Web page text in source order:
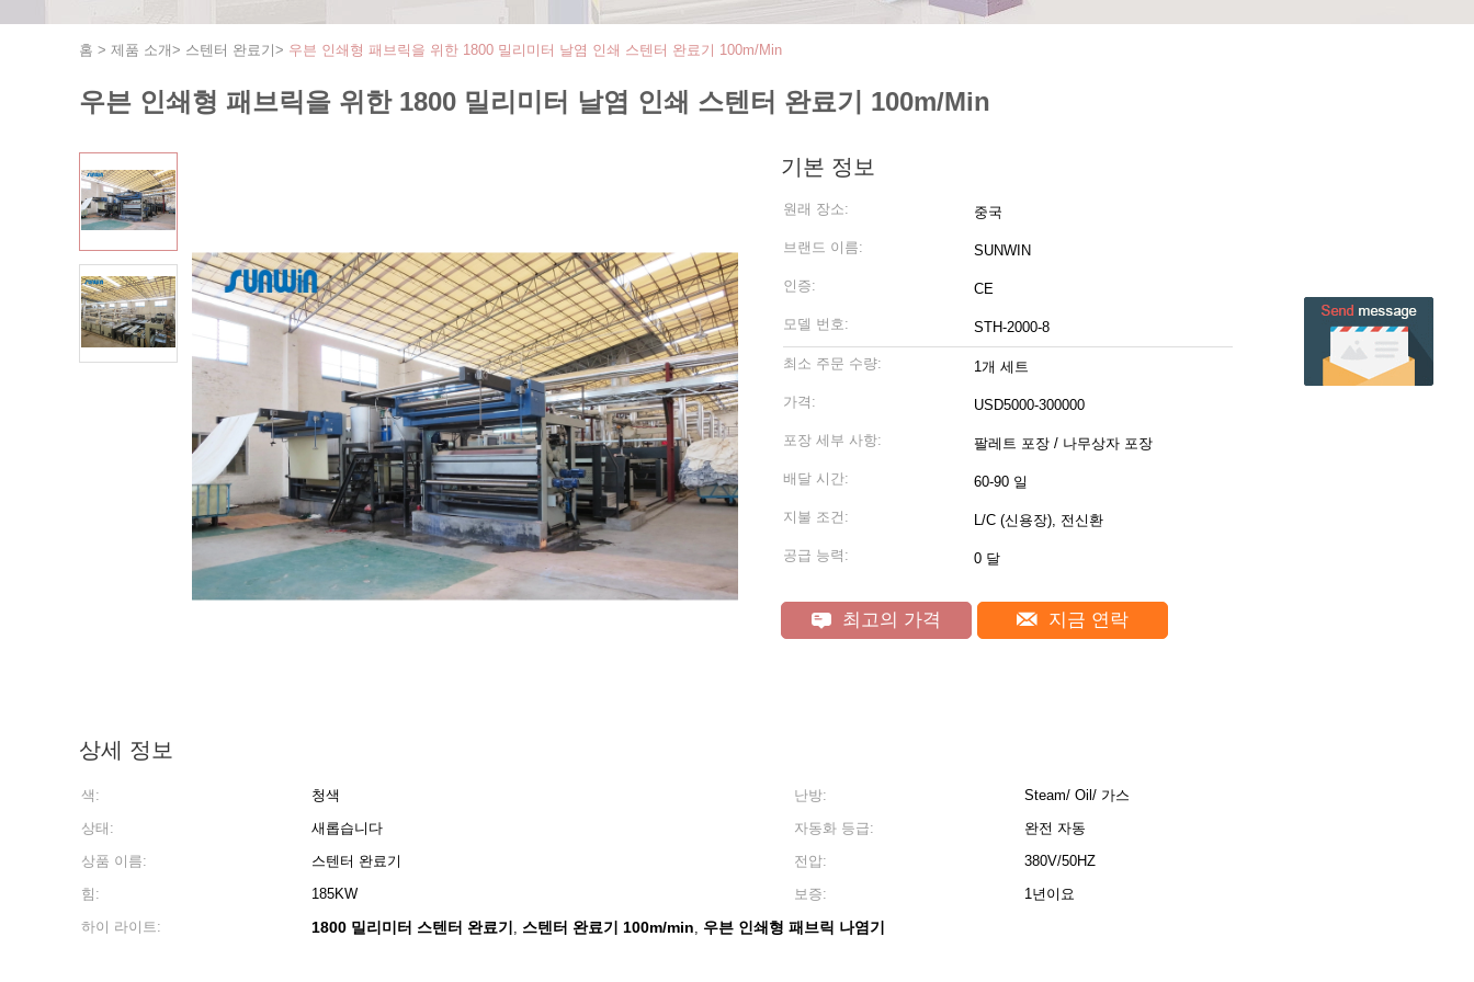
홈 > 제품 소개> 스텐터 완료기> 우븐 인쇄형 패브릭을 위한 1800 밀리미터 날염 인쇄 스텐터 완료기 100m/Min
우븐 인쇄형 패브릭을 위한 1800 밀리미터 날염 인쇄 스텐터 완료기 100m/Min
기본 정보
원래 장소: 중국
브랜드 이름: SUNWIN
인증: CE
모델 번호: STH-2000-8
최소 주문 수량: 1개 세트
가격: USD5000-300000
포장 세부 사항: 팔레트 포장 / 나무상자 포장
배달 시간: 60-90 일
지불 조건: L/C (신용장), 전신환
공급 능력: 0 달
최고의 가격 지금 연락
상세 정보
색: 청색 난방:
Steam/ Oil/ 가스
상태:
새롭습니다 자동화 등급:
완전 자동
상품 이름:
스텐터 완료기 전압:
380V/50HZ
힘:
185KW 보증:
1년이요
하이 라이트:
1800 밀리미터 스텐터 완료기 , 스텐터 완료기 100m/min, 우븐 인쇄형 패브릭 나염기